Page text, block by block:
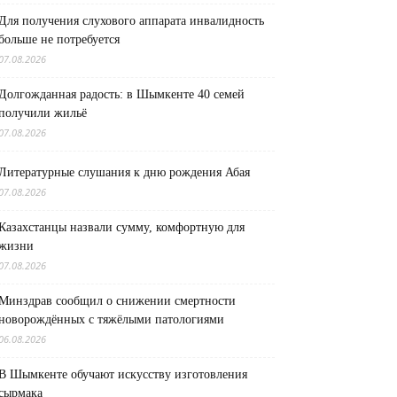
получения слухового аппарата инвалидность
не потребуется
радость: в Шымкенте 40 семей
жильё
слушания к дню рождения Абая
назвали сумму, комфортную для
сообщил о снижении смертности
с тяжёлыми патологиями
Шымкенте обучают искусству изготовления